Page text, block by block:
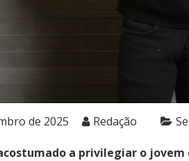
de 2025 Redação
a privilegiar o jovem